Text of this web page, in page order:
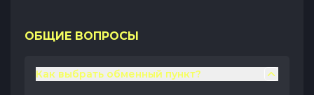
ОБЩИЕ ВОПРОСЫ
Как выбрать обменный пункт?